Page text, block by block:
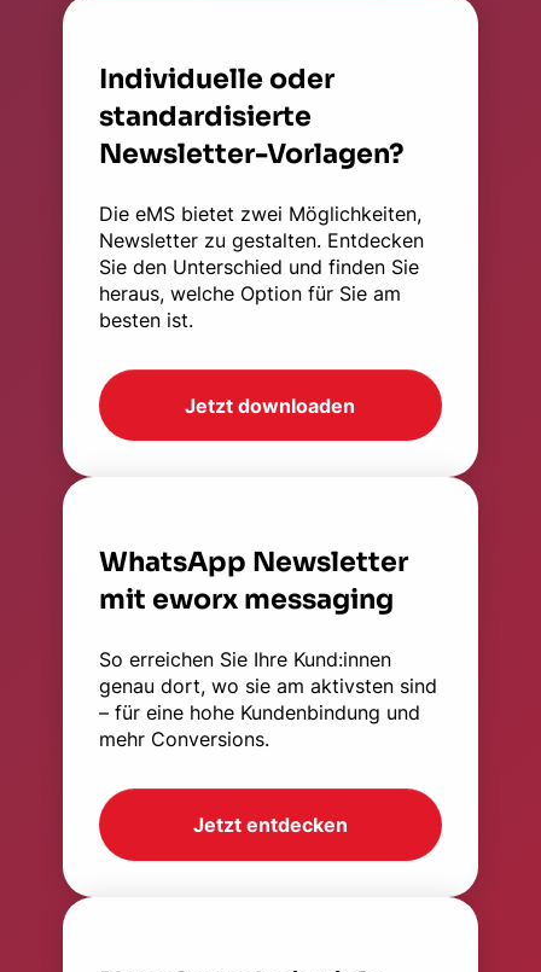
Individuelle oder
standardisierte
Newsletter-Vorlagen?
Die eMS bietet zwei Möglichkeiten,
Newsletter zu gestalten. Entdecken
Sie den Unterschied und finden Sie
heraus, welche Option für Sie am
besten ist.
Jetzt downloaden
WhatsApp Newsletter
mit eworx messaging
So erreichen Sie Ihre Kund:innen
genau dort, wo sie am aktivsten sind
– für eine hohe Kundenbindung und
mehr Conversions.
Jetzt entdecken